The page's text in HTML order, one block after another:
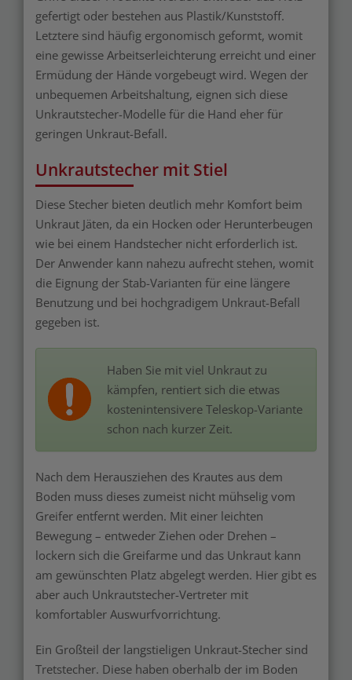
gefertigt oder bestehen aus Plastik/Kunststoff.
Letztere sind häufig ergonomisch geformt, womit
eine gewisse Arbeitserleichterung erreicht und einer
Ermüdung der Hände vorgebeugt wird. Wegen der
unbequemen Arbeitshaltung, eignen sich diese
Unkrautstecher-Modelle für die Hand eher für
geringen Unkraut-Befall.
Unkrautstecher mit Stiel
Diese Stecher bieten deutlich mehr Komfort beim
Unkraut Jäten, da ein Hocken oder Herunterbeugen
wie bei einem Handstecher nicht erforderlich ist.
Der Anwender kann nahezu aufrecht stehen, womit
die Eignung der Stab-Varianten für eine längere
Benutzung und bei hochgradigem Unkraut-Befall
gegeben ist.
Haben Sie mit viel Unkraut zu
kämpfen, rentiert sich die etwas
kostenintensivere Teleskop-Variante
schon nach kurzer Zeit.
Nach dem Herausziehen des Krautes aus dem
Boden muss dieses zumeist nicht mühselig vom
Greifer entfernt werden. Mit einer leichten
Bewegung – entweder Ziehen oder Drehen –
lockern sich die Greifarme und das Unkraut kann
am gewünschten Platz abgelegt werden. Hier gibt es
aber auch Unkrautstecher-Vertreter mit
komfortabler Auswurfvorrichtung.
Ein Großteil der langstieligen Unkraut-Stecher sind
Tretstecher. Diese haben oberhalb der im Boden